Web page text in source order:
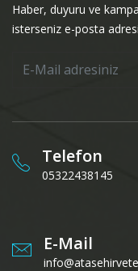
Haber, duyuru ve
isterseniz e-posta
Telefon
05322438145
E-Mail